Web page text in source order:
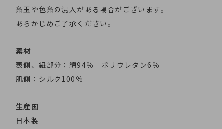
糸玉や色糸の混入がある場合がございます。
あらかじめご了承ください。
素材
表側、紐部分：綿94％ ポリウレタン6％
肌側：シルク100％
生産国
日本製